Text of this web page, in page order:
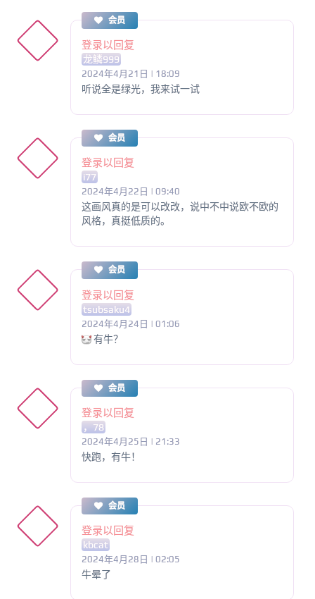
会员
登录以回复
龙鳞999
2024年4月21日 | 18:09
听说全是绿光，我来试一试
会员
登录以回复
i77
2024年4月22日 | 09:40
这画风真的是可以改改，说中不中说欧不欧的
风格，真挺低质的。
会员
登录以回复
tsubsaku4
2024年4月24日 | 01:06
有牛？
会员
登录以回复
，78
2024年4月25日 | 21:33
快跑，有牛！
会员
登录以回复
kbcat
2024年4月28日 | 02:05
牛晕了